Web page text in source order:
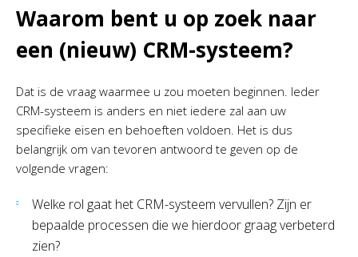
Waarom bent u op zoek naar
een (nieuw) CRM-systeem?
Dat is de vraag waarmee u zou moeten beginnen. Ieder
CRM-systeem is anders en niet iedere zal aan uw
specifieke eisen en behoeften voldoen. Het is dus
belangrijk om van tevoren antwoord te geven op de
volgende vragen:
Welke rol gaat het CRM-systeem vervullen? Zijn er
bepaalde processen die we hierdoor graag verbeterd
zien?